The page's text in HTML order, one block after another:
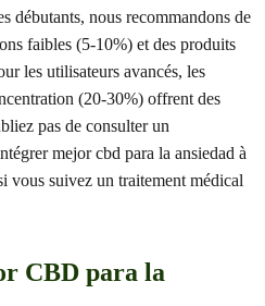
débutants, nous recommandons de
faibles (5-10%) et des produits
les utilisateurs avancés, les
(20-30%) offrent des
pas de consulter un
mejor cbd para la ansiedad à
vous suivez un traitement médical
CBD para la